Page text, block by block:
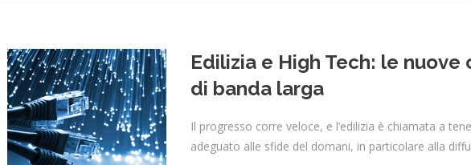
Edilizia e High Tech: le nuove
di banda larga
Il progresso corre veloce, e l’edilizia è chiamata a
adeguato alle sfide del domani, in particolare alla